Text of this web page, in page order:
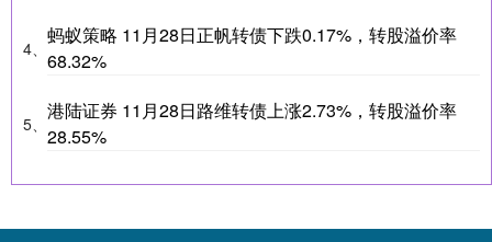
4、
蚂蚁策略 11月28日正帆转债下跌0.17%，转股溢价率
68.32%
5、
港陆证券 11月28日路维转债上涨2.73%，转股溢价率
28.55%